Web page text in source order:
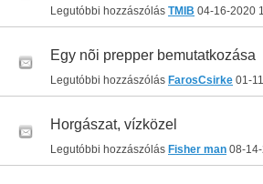
Legutóbbi hozzászólás TMIB 04-16-2020
Egy nõi prepper bemutatkozása
Legutóbbi hozzászólás FarosCsirke 01-
Horgászat, vízközel
Legutóbbi hozzászólás Fisher man 08-